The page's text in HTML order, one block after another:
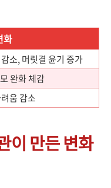
화
소, 머릿결 윤기 증가
완화 체감
움 감소
이 만든 변화